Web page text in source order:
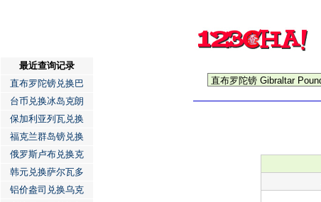
最近查询记录
直布罗陀镑兑换巴
台币兑换冰岛克朗
保加利亚列瓦兑换
福克兰群岛镑兑换
俄罗斯卢布兑换克
韩元兑换萨尔瓦多
铝价盎司兑换乌克